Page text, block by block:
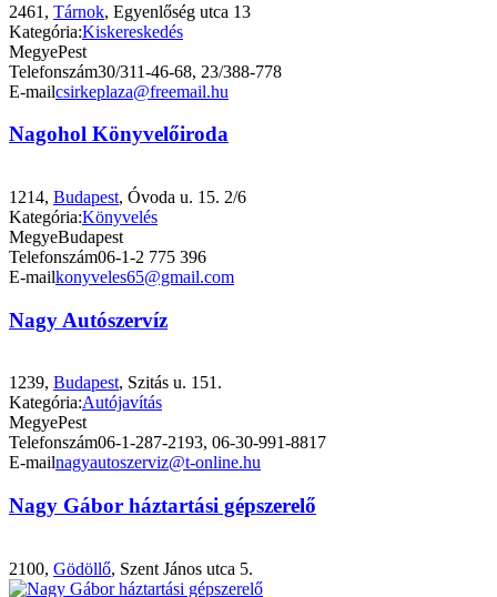
2461, Tárnok, Egyenlőség utca 13
Kategória:Kiskereskedés
MegyePest
Telefonszám30/311-46-68, 23/388-778
E-mailcsirkeplaza@freemail.hu
Nagohol Könyvelőiroda
1214, Budapest, Óvoda u. 15. 2/6
Kategória:Könyvelés
MegyeBudapest
Telefonszám06-1-2 775 396
E-mailkonyveles65@gmail.com
Nagy Autószervíz
1239, Budapest, Szitás u. 151.
Kategória:Autójavítás
MegyePest
Telefonszám06-1-287-2193, 06-30-991-8817
E-mailnagyautoszerviz@t-online.hu
Nagy Gábor háztartási gépszerelő
2100, Gödöllő, Szent János utca 5.